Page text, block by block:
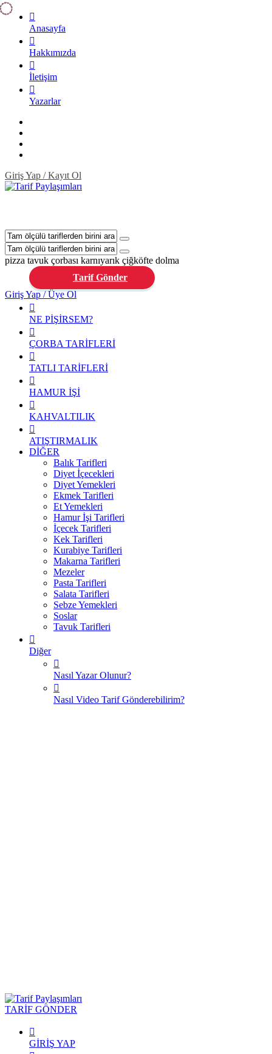
Anasayfa
Hakkımızda
İletişim
Yazarlar
Giriş Yap / Kayıt Ol
pizza tavuk çorbası karnıyarık çiğköfte dolma
Tarif Gönder
Giriş Yap / Üye Ol
NE PİŞİRSEM?
ÇORBA TARİFLERİ
TATLI TARİFLERİ
HAMUR İŞİ
KAHVALTILIK
ATIŞTIRMALIK
DİĞER
Balık Tarifleri
Diyet İçecekleri
Diyet Yemekleri
Ekmek Tarifleri
Et Yemekleri
Hamur İşi Tarifleri
İçecek Tarifleri
Kek Tarifleri
Kurabiye Tarifleri
Makarna Tarifleri
Mezeler
Pasta Tarifleri
Salata Tarifleri
Sebze Yemekleri
Soslar
Tavuk Tarifleri
Diğer
Nasıl Yazar Olunur?
Nasıl Video Tarif Gönderebilirim?
TARİF GÖNDER
GİRİŞ YAP